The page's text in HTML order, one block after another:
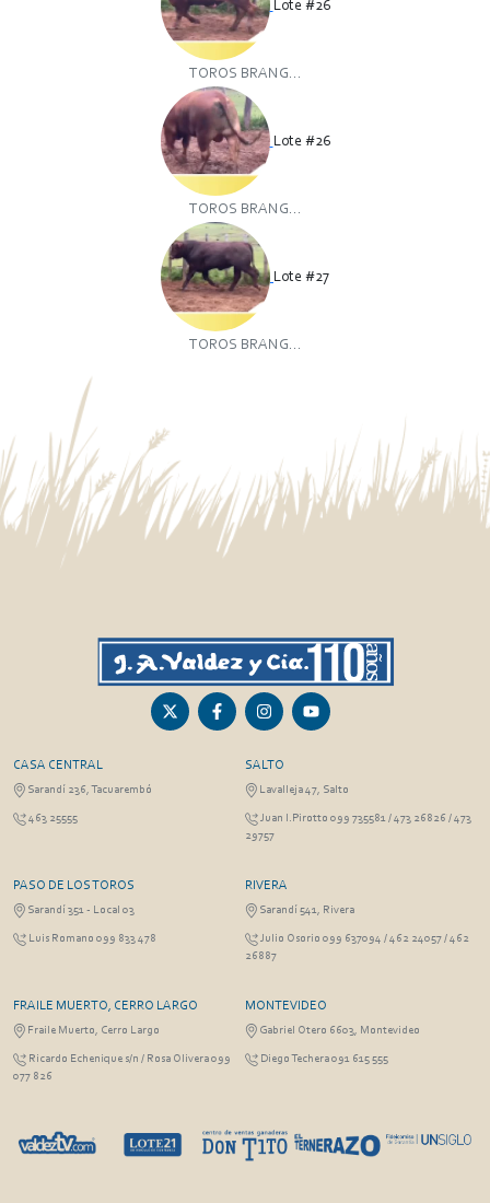
Lote #26
TOROS BRANG...
Lote #26
TOROS BRANG...
Lote #27
TOROS BRANG...
CASA CENTRAL
Sarandí 236, Tacuarembó
463 25555
SALTO
Lavalleja 47, Salto
Juan I.Pirotto 099 735581 / 473 26826 / 473
29757
PASO DE LOS TOROS
Sarandí 351 - Local 03
Luis Romano 099 833 478
RIVERA
Sarandí 541, Rivera
Julio Osorio 099 637094 / 462 24057 / 462
26887
FRAILE MUERTO, CERRO LARGO
Fraile Muerto, Cerro Largo
Ricardo Echenique s/n / Rosa Olivera 099
077 826
MONTEVIDEO
Gabriel Otero 6603, Montevideo
Diego Techera 091 615 555